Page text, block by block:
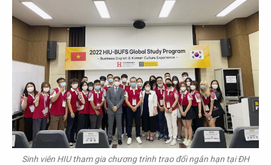
Sinh viên HIU tham gia chương trình trao đổi ngắn hạn tại ĐH